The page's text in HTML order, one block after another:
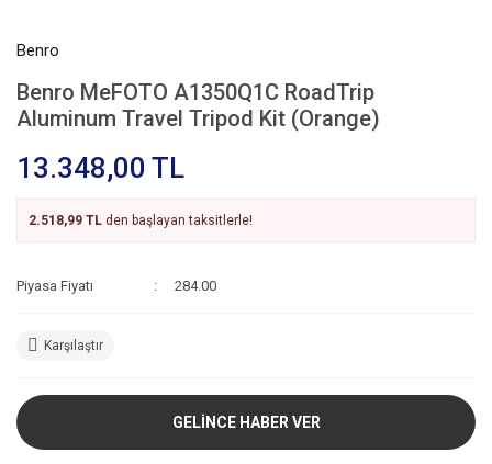
Benro
Benro MeFOTO A1350Q1C RoadTrip
Aluminum Travel Tripod Kit (Orange)
13.348,00 TL
2.518,99 TL den başlayan taksitlerle!
Piyasa Fiyatı 284.00
Karşılaştır
GELİNCE HABER VER